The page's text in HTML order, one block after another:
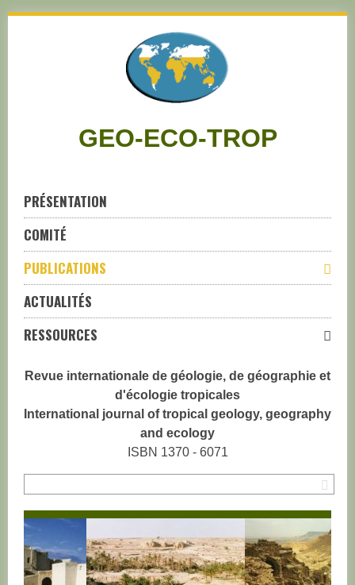
GEO-ECO-TROP
PRÉSENTATION
COMITÉ
PUBLICATIONS
ACTUALITÉS
RESSOURCES
Revue internationale de géologie, de géographie et
d'écologie tropicales
International journal of tropical geology, geography
and ecology
ISBN 1370 - 6071